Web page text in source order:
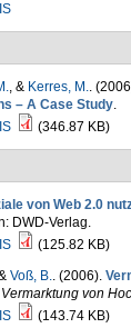
, & Kerres, M..
– A Case Study.
(346.87 KB)
von Web 2.0
DWD-Verlag.
(125.82 KB)
Voß, B.. (2006).
Vermarktung von
(143.74 KB)